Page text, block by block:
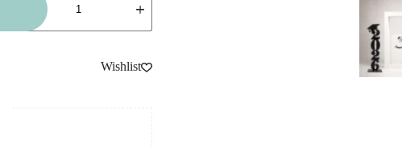
التخرج
بيعWishlist